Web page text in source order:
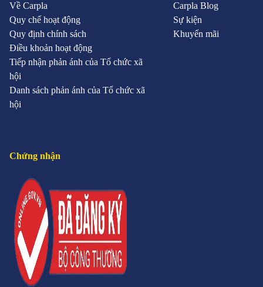
Về Carpla
Quy chế hoạt động
Quy định chính sách
Điều khoản hoạt động
Tiếp nhận phản ánh của Tổ chức xã
hội
Danh sách phản ánh của Tổ chức xã
hội
Carpla Blog
Sự kiện
Khuyến mãi
Chứng nhận